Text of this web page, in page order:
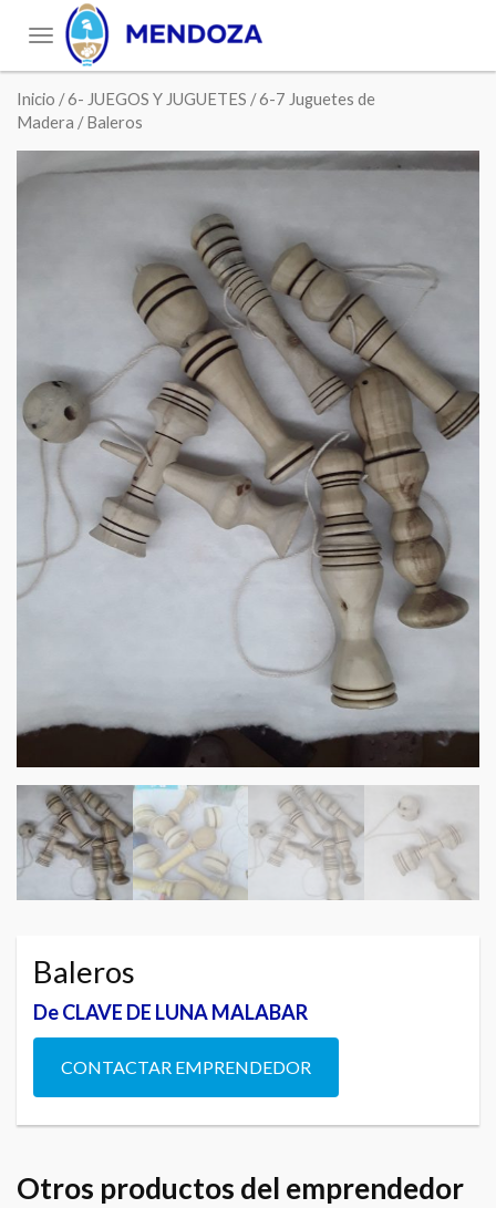
Toggle
navigation
Inicio /6- JUEGOS Y JUGUETES /6-7 Juguetes de
Madera / Baleros
Baleros
De CLAVE DE LUNA MALABAR
CONTACTAR EMPRENDEDOR
Otros productos del emprendedor